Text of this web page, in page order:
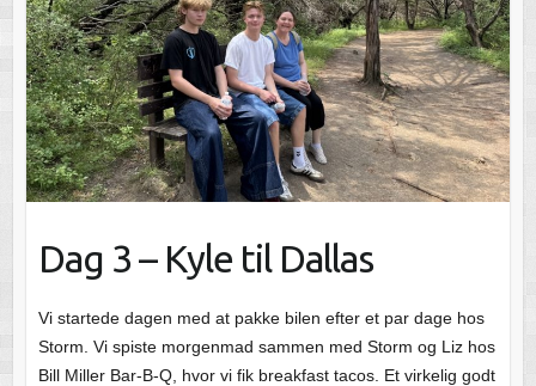
Dag 3 – Kyle til Dallas
Vi startede dagen med at pakke bilen efter et par dage hos
Storm. Vi spiste morgenmad sammen med Storm og Liz hos
Bill Miller Bar-B-Q, hvor vi fik breakfast tacos. Et virkelig godt